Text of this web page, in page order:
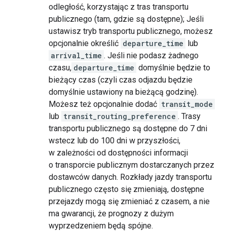
odległość, korzystając z tras transportu
publicznego (tam, gdzie są dostępne); Jeśli
ustawisz tryb transportu publicznego, możesz
opcjonalnie określić departure_time lub
arrival_time . Jeśli nie podasz żadnego
czasu, departure_time domyślnie będzie to
bieżący czas (czyli czas odjazdu będzie
domyślnie ustawiony na bieżącą godzinę).
Możesz też opcjonalnie dodać transit_mode
lub transit_routing_preference . Trasy
transportu publicznego są dostępne do 7 dni
wstecz lub do 100 dni w przyszłości,
w zależności od dostępności informacji
o transporcie publicznym dostarczanych przez
dostawców danych. Rozkłady jazdy transportu
publicznego często się zmieniają, dostępne
przejazdy mogą się zmieniać z czasem, a nie
ma gwarancji, że prognozy z dużym
wyprzedzeniem będą spójne.